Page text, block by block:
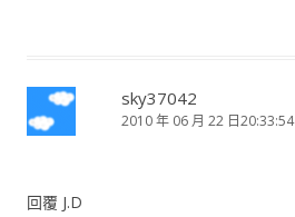
sky37042
2010 年 06 月 22 日20:33:54
回覆 J.D